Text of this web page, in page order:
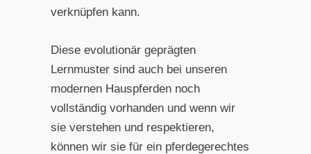
verknüpfen kann.
Diese evolutionär geprägten
Lernmuster sind auch bei unseren
modernen Hauspferden noch
vollständig vorhanden und wenn wir
sie verstehen und respektieren,
können wir sie für ein pferdegerechtes